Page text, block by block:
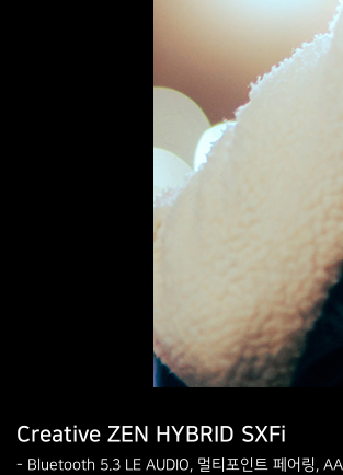
Creative ZEN HYBRID SXFi
- Bluetooth 5.3 LE AUDIO, 멀티포인트 페어링,